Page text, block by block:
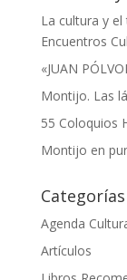
La cultura y
Encuentros
«JUAN
Montijo. Las
55 Coloquios
Montijo en
Categorías
Agenda
Artículos